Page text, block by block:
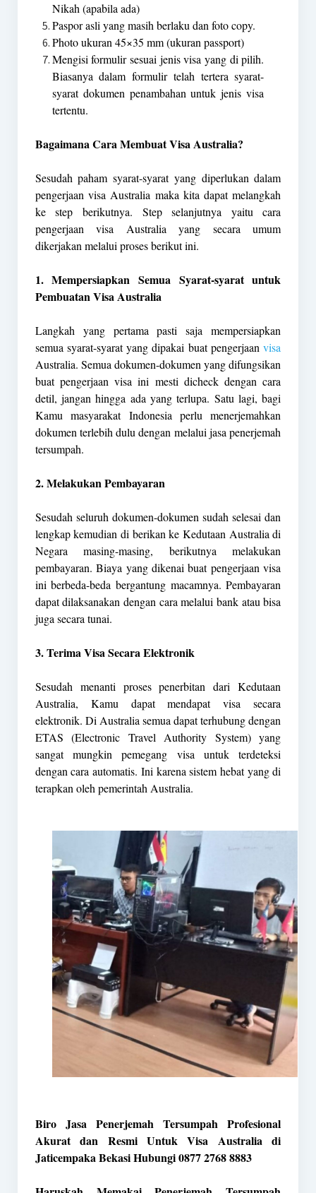
Nikah (apabila ada)
Paspor asli yang masih berlaku dan foto copy.
Photo ukuran 45×35 mm (ukuran passport)
Mengisi formulir sesuai jenis visa yang di pilih.
Biasanya dalam formulir telah tertera syarat-
syarat dokumen penambahan untuk jenis visa
tertentu.
Bagaimana Cara Membuat Visa Australia?
Sesudah paham syarat-syarat yang diperlukan dalam
pengerjaan visa Australia maka kita dapat melangkah
ke step berikutnya. Step selanjutnya yaitu cara
pengerjaan visa Australia yang secara umum
dikerjakan melalui proses berikut ini.
1. Mempersiapkan Semua Syarat-syarat untuk
Pembuatan Visa Australia
Langkah yang pertama pasti saja mempersiapkan
semua syarat-syarat yang dipakai buat pengerjaanvisa
Australia. Semua dokumen-dokumen yang difungsikan
buat pengerjaan visa ini mesti dicheck dengan cara
detil, jangan hingga ada yang terlupa. Satu lagi, bagi
Kamu masyarakat Indonesia perlu menerjemahkan
dokumen terlebih dulu dengan melalui jasa penerjemah
tersumpah.
2. Melakukan Pembayaran
Sesudah seluruh dokumen-dokumen sudah selesai dan
lengkap kemudian di berikan ke Kedutaan Australia di
Negara masing-masing, berikutnya melakukan
pembayaran. Biaya yang dikenai buat pengerjaan visa
ini berbeda-beda bergantung macamnya. Pembayaran
dapat dilaksanakan dengan cara melalui bank atau bisa
juga secara tunai.
3. Terima Visa Secara Elektronik
Sesudah menanti proses penerbitan dari Kedutaan
Australia, Kamu dapat mendapat visa secara
elektronik. Di Australia semua dapat terhubung dengan
ETAS (Electronic Travel Authority System) yang
sangat mungkin pemegang visa untuk terdeteksi
dengan cara automatis. Ini karena sistem hebat yang di
terapkan oleh pemerintah Australia.
Biro Jasa Penerjemah Tersumpah Profesional
Akurat dan Resmi Untuk Visa Australia di
Jaticempaka Bekasi Hubungi 0877 2768 8883